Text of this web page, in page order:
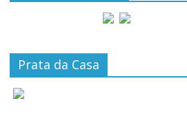
Prata da Casa